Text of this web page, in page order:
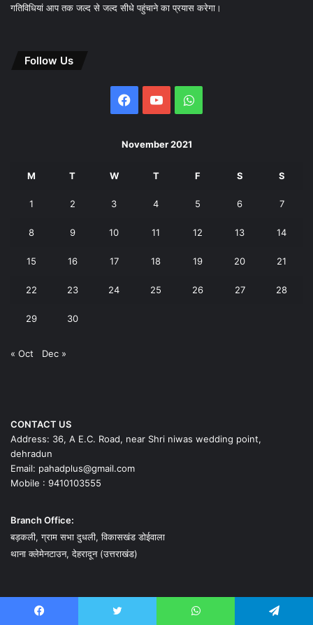
गतिविधियां आप तक जल्द से जल्द सीधे पहुंचाने का प्रयास करेगा।
Follow Us
FacebookYouTubeWhatsApp
November 2021
M T W T F S S
1 2 3 4 5 6 7
8 9 10 11 12 13 14
15 16 17 18 19 20 21
22 23 24 25 26 27 28
29 30
« Oct Dec »
CONTACT US
Address: 36, A E.C. Road, near Shri niwas wedding point,
dehradun
Email: pahadplus@gmail.com
Mobile : 9410103555
Branch Office:
बड़कली, ग्राम सभा दुधली, विकासखंड डोईवाला
थाना क्लेमेनटाउन, देहरादून (उत्तराखंड)